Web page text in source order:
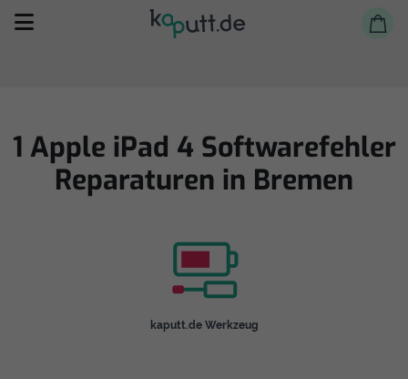
Selbst reparieren
Reparieren lassen
1 Apple iPad 4 Softwarefehler
Reparaturen in Bremen
kaputt.de Werkzeug